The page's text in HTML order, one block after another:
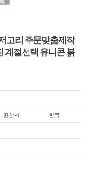
고리 주문맞춤제작
계절선택 유니콘 붉
원산지
한국